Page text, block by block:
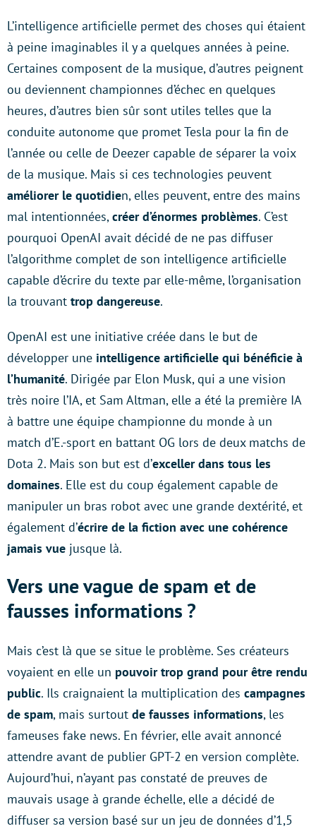
L’intelligence artificielle permet des choses qui étaient
à peine imaginables il y a quelques années à peine.
Certaines composent de la musique, d’autres peignent
ou deviennent championnes d’échec en quelques
heures, d’autres bien sûr sont utiles telles que la
conduite autonome que promet Tesla pour la fin de
l’année ou celle de Deezer capable de séparer la voix
de la musique. Mais si ces technologies peuvent
améliorer le quotidien, elles peuvent, entre des mains
mal intentionnées,créer d’énormes problèmes. C’est
pourquoi OpenAI avait décidé de ne pas diffuser
l’algorithme complet de son intelligence artificielle
capable d’écrire du texte par elle-même, l’organisation
la trouvant trop dangereuse.
OpenAI est une initiative créée dans le but de
développer une intelligence artificielle qui bénéficie à
l’humanité. Dirigée par Elon Musk, qui a une vision
très noire l’IA, et Sam Altman, elle a été la première IA
à battre une équipe championne du monde à un
match d’E.-sport en battant OG lors de deux matchs de
Dota 2. Mais son but est d’exceller dans tous les
domaines. Elle est du coup également capable de
manipuler un bras robot avec une grande dextérité, et
également d’écrire de la fiction avec une cohérence
jamais vue jusque là.
Vers une vague de spam et de
fausses informations ?
Mais c’est là que se situe le problème. Ses créateurs
voyaient en elle un pouvoir trop grand pour être rendu
public. Ils craignaient la multiplication des campagnes
de spam, mais surtout de fausses informations, les
fameuses fake news. En février, elle avait annoncé
attendre avant de publier GPT-2 en version complète.
Aujourd’hui, n’ayant pas constaté de preuves de
mauvais usage à grande échelle, elle a décidé de
diffuser sa version basé sur un jeu de données d’1,5